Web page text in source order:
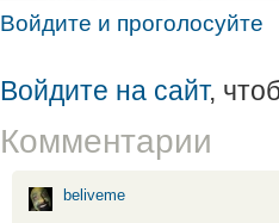
Войдите и проголосуйте
Войдите на сайт,
Комментарии
beliveme